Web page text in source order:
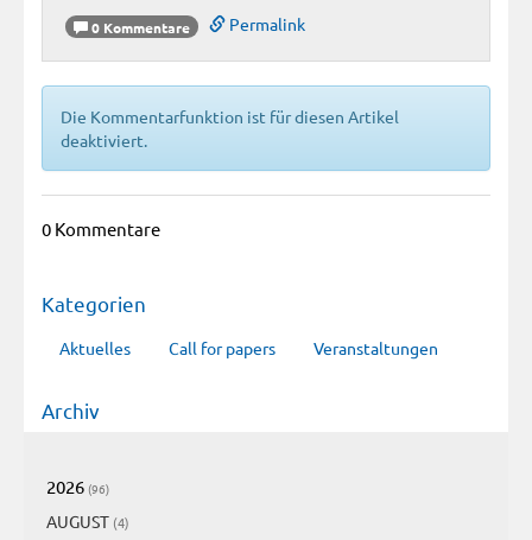
0 Kommentare Permalink
Die Kommentarfunktion ist für diesen Artikel
deaktiviert.
0 Kommentare
Kategorien
Aktuelles Call for papers Veranstaltungen
Archiv
2026 (96)
AUGUST (4)